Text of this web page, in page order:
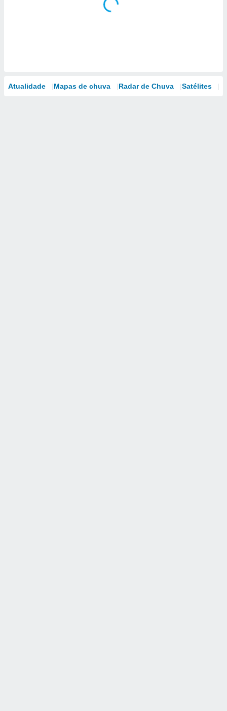
Atualidade Mapas de chuva Radar de Chuva Satélites